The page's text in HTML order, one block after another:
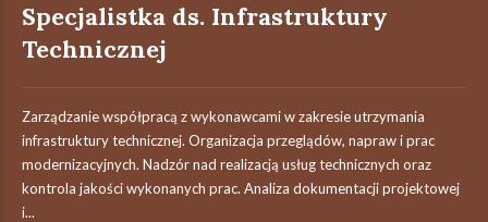
Specjalistka ds. Infrastruktury
Technicznej
Zarządzanie współpracą z wykonawcami w zakresie utrzymania
infrastruktury technicznej. Organizacja przeglądów, napraw i prac
modernizacyjnych. Nadzór nad realizacją usług technicznych oraz
kontrola jakości wykonanych prac. Analiza dokumentacji projektowej
i...